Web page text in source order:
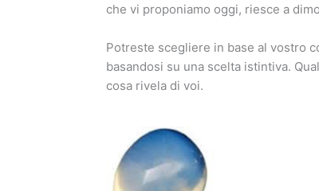
che vi proponiamo oggi, riesce a
Potreste scegliere in base al vostro
basandosi su una scelta istintiva.
cosa rivela di voi.